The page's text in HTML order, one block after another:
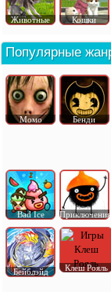
Животные Кошки
Популярные
Момо Бенди
Bad Ice Приключения
Бейблэйд Клеш Рояль